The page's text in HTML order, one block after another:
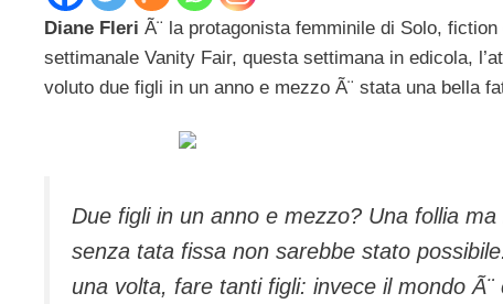
Diane Fleri Ã¨ la protagonista femminile di Solo,
settimanale Vanity Fair, questa settimana in edicola,
voluto due figli in un anno e mezzo Ã¨ stata una bella
Due figli in un anno e mezzo? Una follia
senza tata fissa non sarebbe stato
una volta, fare tanti figli: invece il mondo